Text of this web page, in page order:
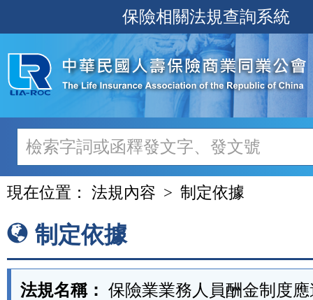
至
主
內
容
保險相關法規查詢系統
現在位置： 法規內容 制定依據
制定依據
法規名稱： 保險業業務人員酬金制度